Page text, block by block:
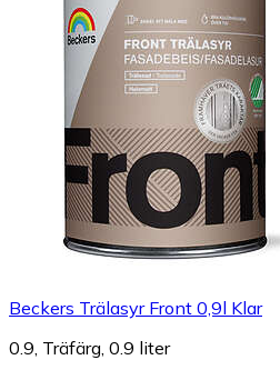
Beckers Trälasyr Front 0,9l Klar
0.9, Träfärg, 0.9 liter